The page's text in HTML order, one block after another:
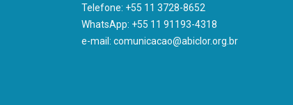
Telefone: +55 11 3728-8652
WhatsApp: +55 11 91193-4318
e-mail: comunicacao@abiclor.org.br